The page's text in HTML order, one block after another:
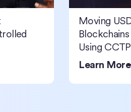
Moving
Using
Learn More